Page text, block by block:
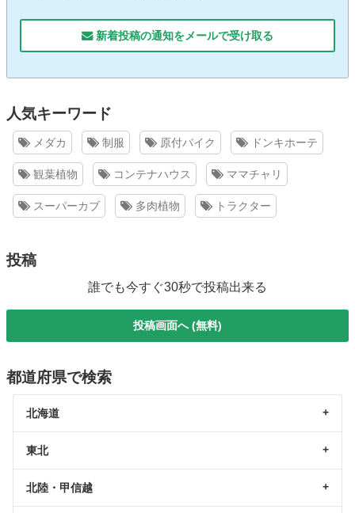
新着投稿の通知をメールで受け取る
人気キーワード
メダカ 制服 原付バイク ドンキホーテ
観葉植物 コンテナハウス ママチャリ
スーパーカブ 多肉植物 トラクター
投稿
誰でも今すぐ30秒で投稿出来る
投稿画面へ (無料)
都道府県で検索
北海道
東北
北陸・甲信越